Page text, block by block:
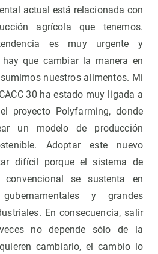
actual está relacionada con
agrícola que tenemos.
es muy urgente y
que cambiar la manera en
nuestros alimentos. Mi
30 ha estado muy ligada a
proyecto Polyfarming, donde
un modelo de producción
Adoptar este nuevo
difícil porque el sistema de
convencional se sustenta en
y grandes
En consecuencia, salir
no depende sólo de la
cambiarlo, el cambio lo